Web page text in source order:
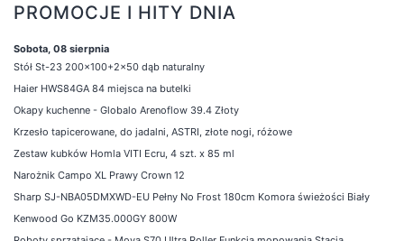
PROMOCJE I HITY DNIA
Sobota, 08 sierpnia
Stół St-23 200x100+2x50 dąb naturalny
Haier HWS84GA 84 miejsca na butelki
Okapy kuchenne - Globalo Arenoflow 39.4 Złoty
Krzesło tapicerowane, do jadalni, ASTRI, złote nogi, różowe
Zestaw kubków Homla VITI Ecru, 4 szt. x 85 ml
Narożnik Campo XL Prawy Crown 12
Sharp SJ-NBA05DMXWD-EU Pełny No Frost 180cm Komora świeżości Biały
Kenwood Go KZM35.000GY 800W